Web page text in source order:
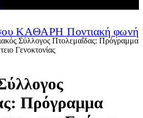
Σύλλογος Πτολεμαΐδας: Πρόγραμμα
Γενοκτονίας
Πρόγραμμα